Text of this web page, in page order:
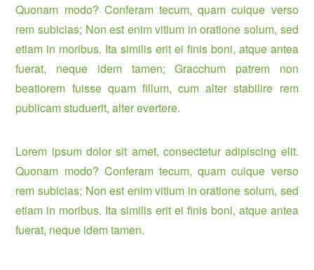
Quonam modo? Conferam tecum, quam cuique verso
rem subicias; Non est enim vitium in oratione solum, sed
etiam in moribus. Ita similis erit ei finis boni, atque antea
fuerat, neque idem tamen; Gracchum patrem non
beatiorem fuisse quam fillum, cum alter stabilire rem
publicam studuerit, alter evertere.
Lorem ipsum dolor sit amet, consectetur adipiscing elit.
Quonam modo? Conferam tecum, quam cuique verso
rem subicias; Non est enim vitium in oratione solum, sed
etiam in moribus. Ita similis erit ei finis boni, atque antea
fuerat, neque idem tamen.